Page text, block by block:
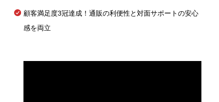
顧客満足度3冠達成！通販の利便性と対面サポートの安心
感を両立